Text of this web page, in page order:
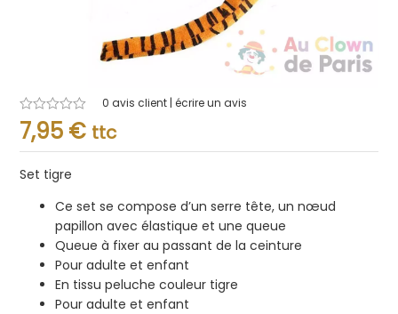
Note
0.001
sur
0 avis client | écrire un avis
7,95 € ttc
Set tigre
Ce set se compose d’un serre tête, un nœud
papillon avec élastique et une queue
Queue à fixer au passant de la ceinture
Pour adulte et enfant
En tissu peluche couleur tigre
Pour adulte et enfant